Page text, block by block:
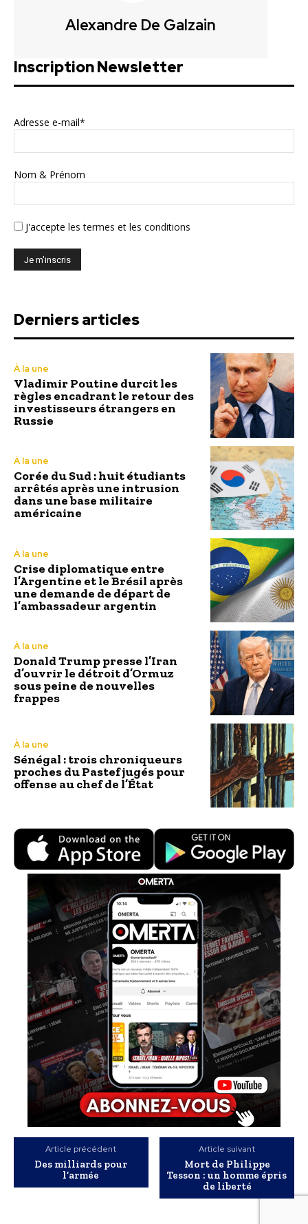
Alexandre De Galzain
Inscription Newsletter
Adresse e-mail*
Nom & Prénom
J'accepte les termes et les conditions
Derniers articles
À la une
Vladimir Poutine durcit les
règles encadrant le retour des
investisseurs étrangers en
Russie
À la une
Corée du Sud : huit étudiants
arrêtés après une intrusion
dans une base militaire
américaine
À la une
Crise diplomatique entre
l’Argentine et le Brésil après
une demande de départ de
l’ambassadeur argentin
À la une
Donald Trump presse l’Iran
d’ouvrir le détroit d’Ormuz
sous peine de nouvelles
frappes
À la une
Sénégal : trois chroniqueurs
proches du Pastef jugés pour
offense au chef de l’État
Article précédent
Des milliards pour
l’armée
Article suivant
Mort de Philippe
Tesson : un homme épris
de liberté